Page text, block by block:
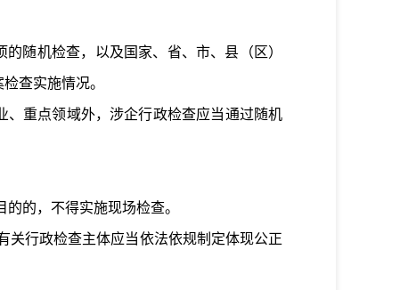
随机检查，以及国家、省、市、县（区）
查实施情况。
、重点领域外，涉企行政检查应当通过随机
的的，不得实施现场检查。
关行政检查主体应当依法依规制定体现公正